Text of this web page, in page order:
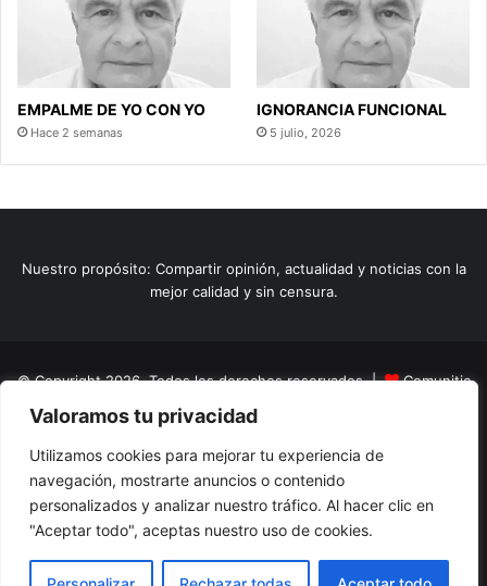
Valoramos tu privacidad
Utilizamos cookies para mejorar tu experiencia de
navegación, mostrarte anuncios o contenido
personalizados y analizar nuestro tráfico. Al hacer clic en
"Aceptar todo", aceptas nuestro uso de cookies.
EMPALME DE YO CON YO
Hace 2 semanas
IGNORANCIA FUNCIONAL
5 julio, 2026
Nuestro propósito: Compartir opinión, actualidad y noticias con la
mejor calidad y sin censura.
© Copyright 2026, Todos los derechos reservados |
Comunitic
SAS BICNit 901228106
Home
Actualidad Variedades Opinion Turismo
El Tinteadero
Caricaturas Reportajes
FacebookYouTubeInstagram